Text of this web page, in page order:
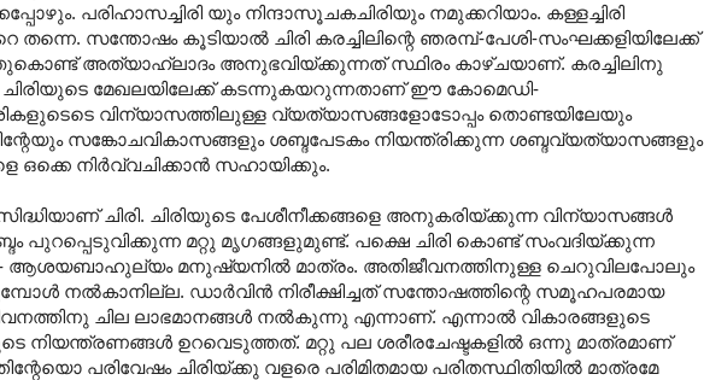
പരിഹാസച്ചിരി യും നിന്ദാസൂചകചിരിയും നമുക്കറിയാം. കള്ളച്ചിരി
തന്നെ. സന്തോഷം കൂടിയാൽ ചിരി കരച്ചിലിന്റെ ഞരമ്പ്-പേശി-സംഘക്കളിയിലേക്ക്
അത്യാഹ്ലാദം അനുഭവിയ്ക്കുന്നത് സ്ഥിരം കാഴ്ചയാണ്. കരച്ചിലിനു
ചിരിയുടെ മേഖലയിലേക്ക് കടന്നുകയറുന്നതാണ് ഈ കോമെഡി-
വിന്യാസത്തിലുള്ള വ്യത്യാസങ്ങളോടോപ്പം തൊണ്ടയിലേയും
സങ്കോചവികാസങ്ങളും ശബ്ദപേടകം നിയന്ത്രിക്കുന്ന ശബ്ദവ്യത്യാസങ്ങളും
നിർവ്വചിക്കാൻ സഹായിക്കും.
ചിരി. ചിരിയുടെ പേശീനീക്കങ്ങളെ അനുകരിയ്ക്കുന്ന വിന്യാസങ്ങൾ
പുറപ്പെടുവിക്കുന്ന മറ്റു മൃഗങ്ങളുമുണ്ട്. പക്ഷെ ചിരി കൊണ്ട് സംവദിയ്ക്കുന്ന
ആശയബാഹുല്യം മനുഷ്യനിൽ മാത്രം. അതിജീവനത്തിനുള്ള ചെറുവിലപോലും
നൽകാനില്ല. ഡാർവിൻ നിരീക്ഷിച്ചത് സന്തോഷത്തിന്റെ സമൂഹപരമായ
ചില ലാഭമാനങ്ങൾ നൽകുന്നു എന്നാണ്. എന്നാൽ വികാരങ്ങളുടെ
നിയന്ത്രണങ്ങൾ ഉറവെടുത്തത്. മറ്റു പല ശരീരചേഷ്ടകളിൽ ഒന്നു മാത്രമാണ്
പരിവേഷം ചിരിയ്ക്കു വളരെ പരിമിതമായ പരിതസ്ഥിതിയിൽ മാത്രമേ